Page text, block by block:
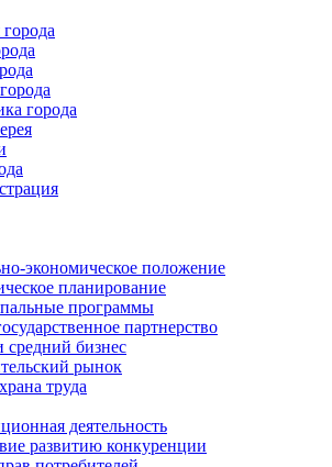
города
экономическое положение
планирование
программы
партнерство
бизнес
рынок
труда
деятельность
развитию конкуренции